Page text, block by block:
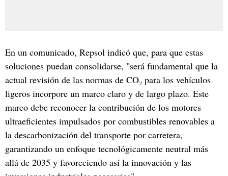
En un comunicado, Repsol indicó que, para que estas
soluciones puedan consolidarse, "será fundamental que la
actual revisión de las normas de CO₂ para los vehículos
ligeros incorpore un marco claro y de largo plazo. Este
marco debe reconocer la contribución de los motores
ultraeficientes impulsados por combustibles renovables a
la descarbonización del transporte por carretera,
garantizando un enfoque tecnológicamente neutral más
allá de 2035 y favoreciendo así la innovación y las